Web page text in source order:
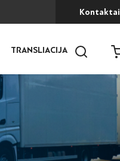
Kontaktai
TRANSLIACIJA